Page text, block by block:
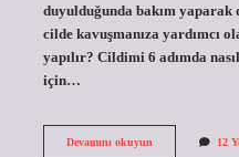
duyulduğunda bakım yaparak
cilde kavuşmanıza yardımcı
yapılır? Cildimi 6 adımda
için…
Devamını okuyunCilt
12